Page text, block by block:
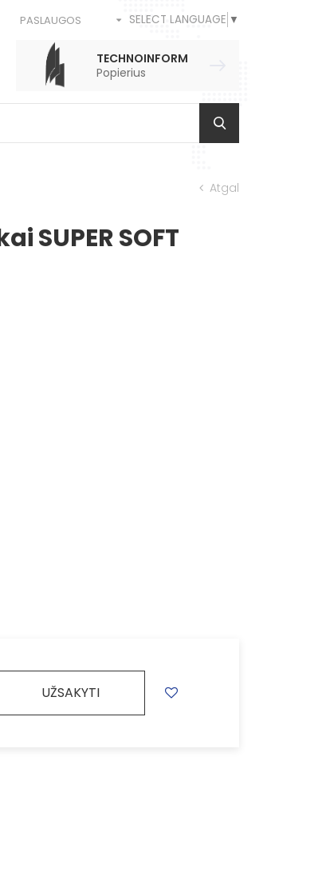
PASLAUGOS SELECT LANGUAGE ▼
TECHNOINFORM
Popierius
Atgal
SOFT
UŽSAKYTI